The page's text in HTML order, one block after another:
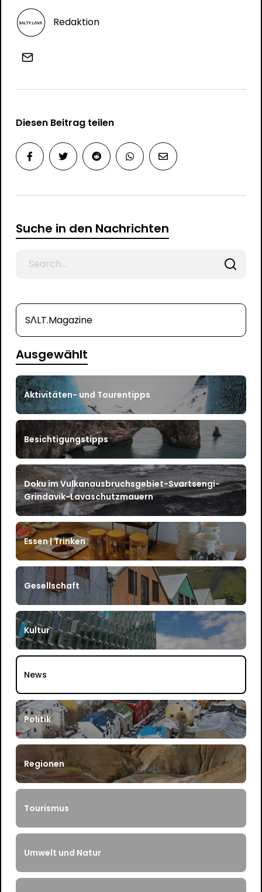
Redaktion
Diesen Beitrag teilen
Suche in den Nachrichten
SΛLT.Magazine
Ausgewählt
Aktivitäten- und Tourentipps
Besichtigungstipps
Doku im Vulkanausbruchsgebiet-Svartsengi-
Grindavik-Lavaschutzmauern
Essen | Trinken
Gesellschaft
Kultur
News
Politik
Regionen
Tourismus
Umwelt und Natur